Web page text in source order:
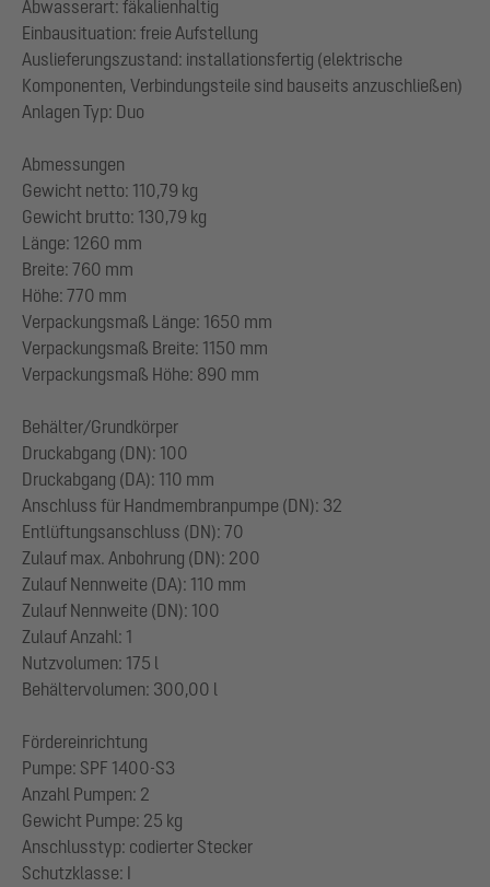
Abwasserart: fäkalienhaltig
Einbausituation: freie Aufstellung
Auslieferungszustand: installationsfertig (elektrische
Komponenten, Verbindungsteile sind bauseits anzuschließen)
Anlagen Typ: Duo
Abmessungen
Gewicht netto: 110,79 kg
Gewicht brutto: 130,79 kg
Länge: 1260 mm
Breite: 760 mm
Höhe: 770 mm
Verpackungsmaß Länge: 1650 mm
Verpackungsmaß Breite: 1150 mm
Verpackungsmaß Höhe: 890 mm
Behälter/Grundkörper
Druckabgang (DN): 100
Druckabgang (DA): 110 mm
Anschluss für Handmembranpumpe (DN): 32
Entlüftungsanschluss (DN): 70
Zulauf max. Anbohrung (DN): 200
Zulauf Nennweite (DA): 110 mm
Zulauf Nennweite (DN): 100
Zulauf Anzahl: 1
Nutzvolumen: 175 l
Behältervolumen: 300,00 l
Fördereinrichtung
Pumpe: SPF 1400-S3
Anzahl Pumpen: 2
Gewicht Pumpe: 25 kg
Anschlusstyp: codierter Stecker
Schutzklasse: I